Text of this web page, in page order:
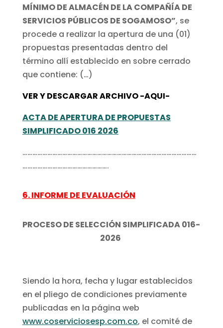
MÍNIMO DE ALMACÉN DE LA COMPAÑÍA DE
SERVICIOS PÚBLICOS DE SOGAMOSO”, se
procede a realizar la apertura de una (01)
propuestas presentadas dentro del
término allí establecido en sobre cerrado
que contiene: (…)
VER Y DESCARGAR ARCHIVO -AQUI-
ACTA DE APERTURA DE PROPUESTAS
SIMPLIFICADO 016 2026
……………………………………………………………………………………………
…………………………………………….
6. INFORME DE EVALUACIÓN
PROCESO DE SELECCIÓN SIMPLIFICADA 016-
2026
Siendo la hora, fecha y lugar establecidos
en el pliego de condiciones previamente
publicadas en la página web
www.coserviciosesp.com.co, el comité de